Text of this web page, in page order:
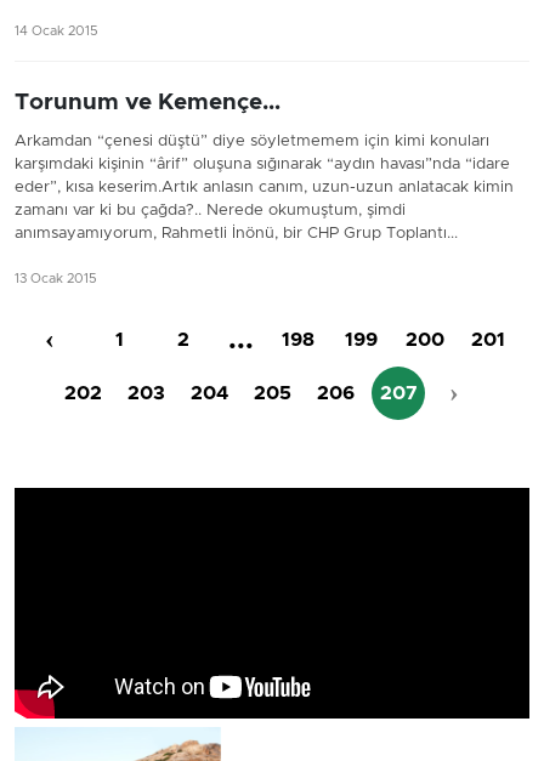
14 Ocak 2015
Torunum ve Kemençe…
Arkamdan “çenesi düştü” diye söyletmemem için kimi konuları
karşımdaki kişinin “ârif” oluşuna sığınarak “aydın havası”nda “idare
eder”, kısa keserim.Artık anlasın canım, uzun-uzun anlatacak kimin
zamanı var ki bu çağda?.. Nerede okumuştum, şimdi
anımsayamıyorum, Rahmetli İnönü, bir CHP Grup Toplantı...
13 Ocak 2015
‹ 1 2 ... 198 199 200 201
202 203 204 205 206 207 ›